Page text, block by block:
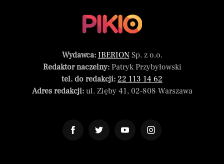
Wydawca: IBERIONSp. z o.o.
Redaktor naczelny:Patryk Przybyłowski
tel. do redakcji: 22 113 14 62
Adres redakcji:ul. Zięby 41, 02-808 Warszawa